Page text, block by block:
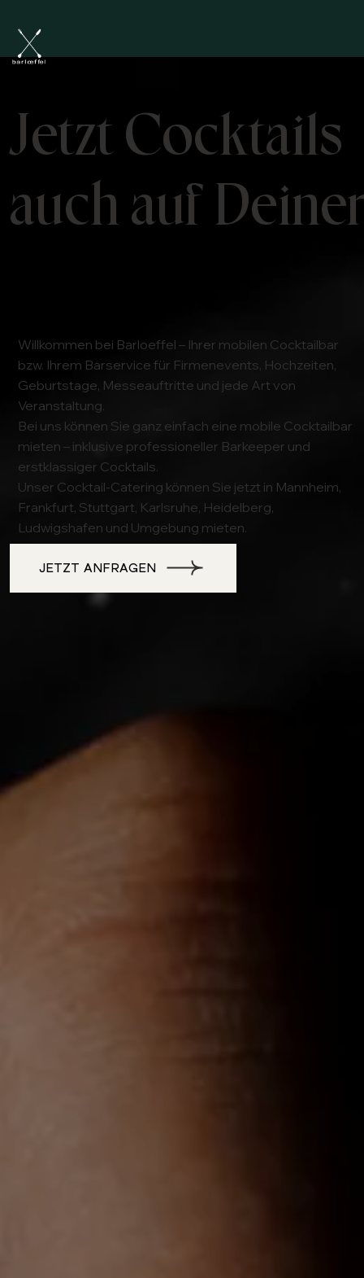
Jetzt Cocktails
auch auf
Willkommen bei Barloeffel – Ihrer mobilen Cocktailbar
bzw. Ihrem Barservice für Firmenevents, Hochzeiten,
Geburtstage, Messeauftritte und jede Art von
Veranstaltung.
Bei uns können Sie ganz einfach eine mobile Cocktailbar
mieten – inklusive professioneller Barkeeper und
erstklassiger Cocktails.
Unser Cocktail-Catering können Sie jetzt in Mannheim,
Frankfurt, Stuttgart, Karlsruhe, Heidelberg,
Ludwigshafen und Umgebung mieten.
JETZT ANFRAGEN